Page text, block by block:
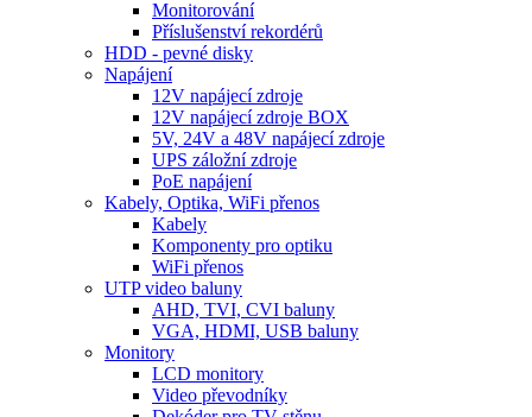
Monitorování
Příslušenství rekordérů
HDD - pevné disky
Napájení
12V napájecí zdroje
12V napájecí zdroje BOX
5V, 24V a 48V napájecí zdroje
UPS záložní zdroje
PoE napájení
Kabely, Optika, WiFi přenos
Kabely
Komponenty pro optiku
WiFi přenos
UTP video baluny
AHD, TVI, CVI baluny
VGA, HDMI, USB baluny
Monitory
LCD monitory
Video převodníky